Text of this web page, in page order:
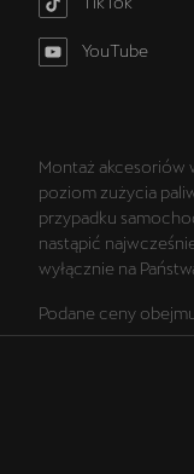
YouTube
Montaż akcesoriów
poziom zużycia
przypadku
nastąpić
wyłącznie na
Podane ceny
Wszelkie
wykresy,
nie stanowią oferty